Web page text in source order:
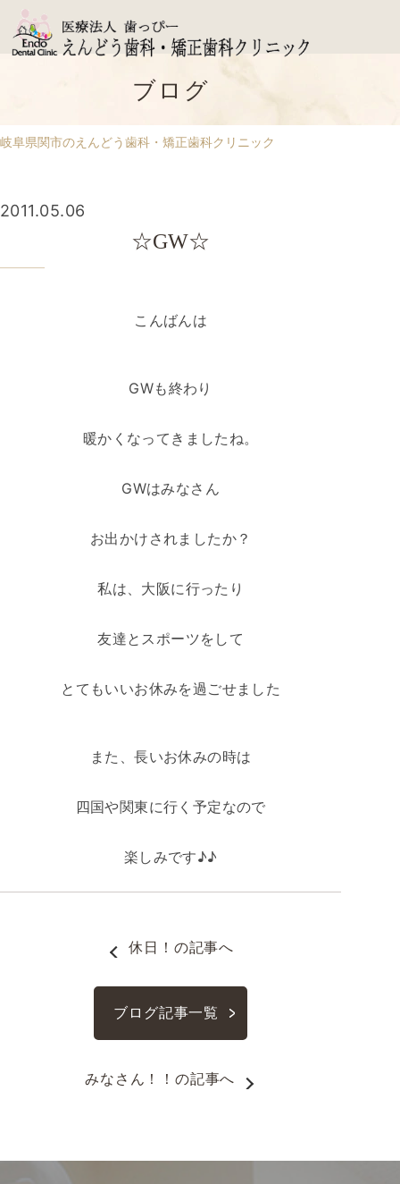
ブログ
岐阜県関市のえんどう歯科・矯正歯科クリニック
☆GW☆
2011.05.06
こんばんは
GWも終わり
暖かくなってきましたね。
GWはみなさん
お出かけされましたか？
私は、大阪に行ったり
友達とスポーツをして
とてもいいお休みを過ごせました
また、長いお休みの時は
四国や関東に行く予定なので
楽しみです♪♪
休日！ の記事へ
ブログ記事一覧
みなさん！！ の記事へ